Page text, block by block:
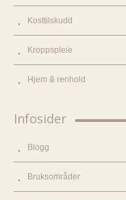
Kosttilskudd
Kroppspleie
Hjem & renhold
Infosider
Blogg
Bruksområder